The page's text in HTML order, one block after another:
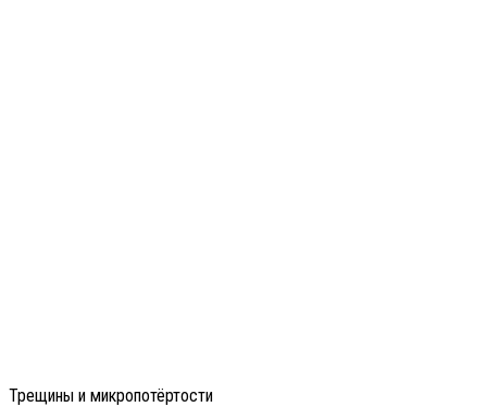
Трещины и микропотёртости